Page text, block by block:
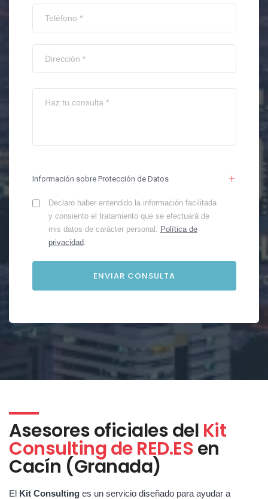
Información sobre Protección de Datos
Declaro haber entendido la información facilitada
y consiento el tratamiento que se efectuará de
mis datos de carácter personal. Política de
privacidad.
Asesores oficiales del Kit
Consulting de RED.ESen
Cacín (Granada)
El Kit Consulting es un servicio diseñado para ayudar a